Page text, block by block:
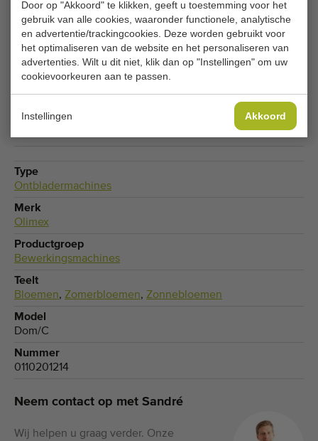
Door op "Akkoord" te klikken, geeft u toestemming voor het
gebruik van alle cookies, waaronder functionele, analytische
en advertentie/trackingcookies. Deze worden gebruikt voor
het optimaliseren van de website en het personaliseren van
advertenties. Wilt u dit niet, klik dan op "Instellingen" om uw
cookievoorkeuren aan te passen.
Instellingen Akkoord
Je huidige cookie-instellingen blokkeren dit
onderdeel. Pas je cookie-instellingen aan om
toegang te krijgen tot dit onderdeel.
Type
Ontbladermachines
Merk
Olimex
Productgroep
Bewerkingsmachines
Teelt
Bloemen, Zomerbloemen, Zonnebloemen
Model
Dom/C
Nummer
0110201214
Neem contact op met Sandré
Wij helpen u graag verder. Onze